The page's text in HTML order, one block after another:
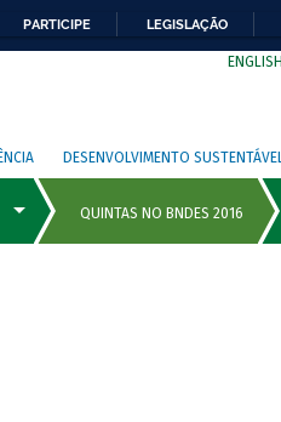
PARTICIPE LEGISLAÇÃO
ENGLISH
DESENVOLVIMENTO SUSTENTÁVEL